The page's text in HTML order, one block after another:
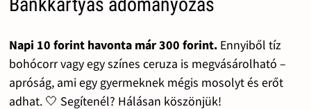
Bankkártyás adományozás
Napi 10 forint havonta már 300 forint.Ennyiből tíz
bohócorr vagy egy színes ceruza is megvásárolható –
apróság, ami egy gyermeknek mégis mosolyt és erőt
adhat. 🤍 Segítenél? Hálásan köszönjük!